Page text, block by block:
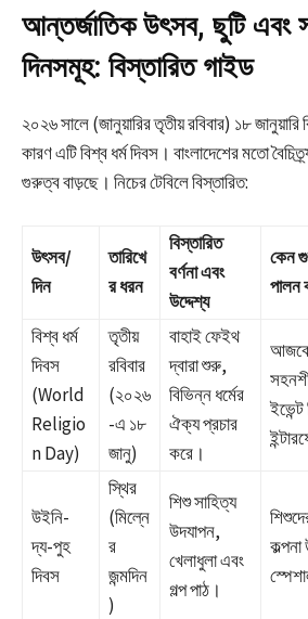
আন্তর্জাতিক উৎসব, ছুটি এবং
দিনসমূহ: বিস্তারিত গাইড
২০২৬ সালে (জানুয়ারির তৃতীয় রবিবার) ১৮
কারণ এটি বিশ্ব ধর্ম দিবস। বাংলাদেশের মতো
গুরুত্ব বাড়ছে। নিচের টেবিলে বিস্তারিত:
উৎসব/
দিন
তারিখে
র ধরন
বিস্তারিত
বর্ণনা এবং
উদ্দেশ্য
কেন
পালন
বিশ্ব ধর্ম
দিবস
(World
Religio
n Day)
তৃতীয়
রবিবার
(২০২৬
-এ ১৮
জানু)
বাহাই ফেইথ
দ্বারা শুরু,
বিভিন্ন ধর্মের
ঐক্য প্রচার
করে।
উইনি-
দ্য-পুহ
দিবস
স্থির
(মিল্নে
র
জন্মদিন
)
শিশু সাহিত্য
উদযাপন,
খেলাধুলা এবং
গল্প পাঠ।